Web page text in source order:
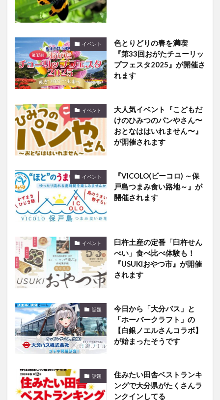
イベント
色とりどりの春を満喫
『第33回おがたチューリッ
プフェスタ2025』が開催さ
れます
イベント
大人気イベント『こどもだ
けのひみつのパンやさん〜
おとなははいれません〜』
が開催されます
イベント
『VICOLO(ビーコロ) ～保
戸島つまみ食い路地～』が
開催されます
イベント
臼杵土産の定番「臼杵せん
べい」食べ比べ体験も！
『USUKIおやつ市』が開催
されます
話題
今日から「大分バス」と
「ホーバークラフト」の
【白銀ノエルさんコラボ】
が始まったそうです
話題
住みたい田舎ベストランキ
ングで大分県がたくさんラ
ンクインしてる